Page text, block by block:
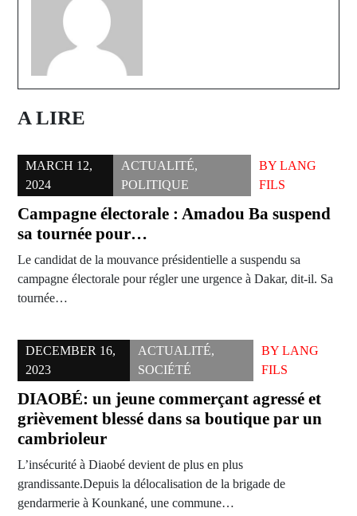
A LIRE
MARCH 12,
2024
ACTUALITÉ,
POLITIQUE
BYLANG
FILS
Campagne électorale : Amadou Ba suspend
sa tournée pour…
Le candidat de la mouvance présidentielle a suspendu sa
campagne électorale pour régler une urgence à Dakar, dit-il. Sa
tournée…
DECEMBER 16,
2023
ACTUALITÉ,
SOCIÉTÉ
BY LANG
FILS
DIAOBÉ: un jeune commerçant agressé et
grièvement blessé dans sa boutique par un
cambrioleur
L’insécurité à Diaobé devient de plus en plus
grandissante.Depuis la délocalisation de la brigade de
gendarmerie à Kounkané, une commune…